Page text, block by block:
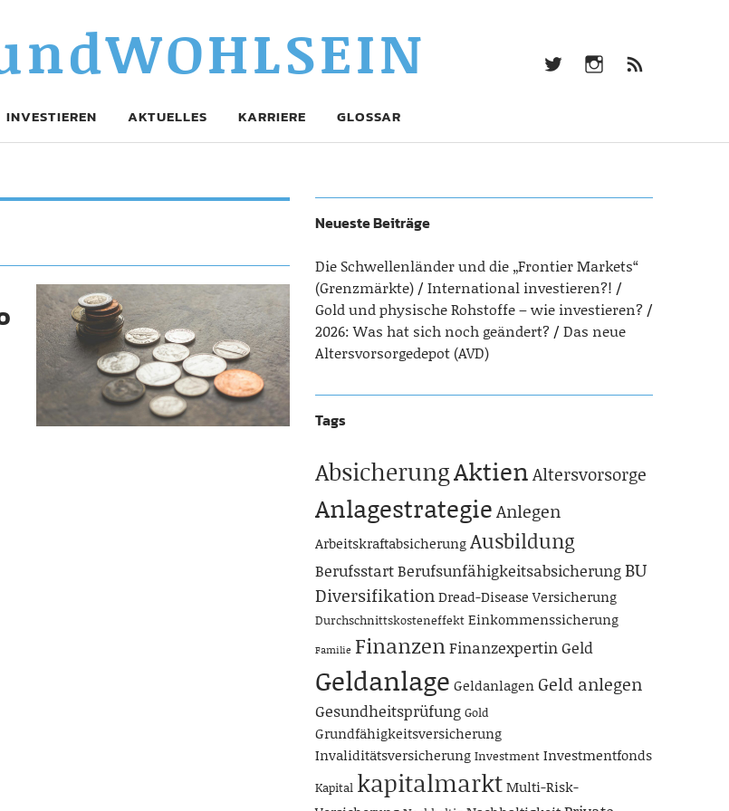
(RSS)
INVESTIEREN AKTUELLES KARRIERE GLOSSAR
Neueste Beiträge
Die Schwellenländer und die „Frontier Markets“
(Grenzmärkte)
International investieren?!
Gold und physische Rohstoffe – wie investieren?
2026: Was hat sich noch geändert?
Das neue
Altersvorsorgedepot (AVD)
Tags
AbsicherungAktienAltersvorsorge
AnlagestrategieAnlegen
ArbeitskraftabsicherungAusbildung
BerufsstartBerufsunfähigkeitsabsicherungBU
DiversifikationDread-Disease Versicherung
Durchschnittskosteneffekt Einkommenssicherung
Familie FinanzenFinanzexpertinGeld
Geldanlage Geldanlagen Geld anlegen
Gesundheitsprüfung Gold
Grundfähigkeitsversicherung
Invaliditätsversicherung Investment Investmentfonds
Kapital kapitalmarktMulti-Risk-